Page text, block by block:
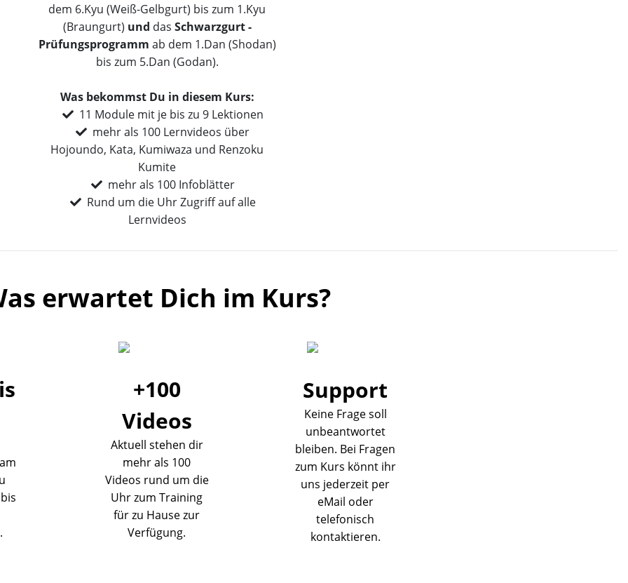
dem 6.Kyu (Weiß-Gelbgurt) bis zum 1.Kyu
(Braungurt) und das Schwarzgurt -
Prüfungsprogramm ab dem 1.Dan (Shodan)
bis zum 5.Dan (Godan).
Was bekommst Du in diesem Kurs:
11 Module mit je bis zu 9 Lektionen
mehr als 100 Lernvideos über
Hojoundo, Kata, Kumiwaza und Renzoku
Kumite
mehr als 100 Infoblätter
Rund um die Uhr Zugriff auf alle
Lernvideos
erwartet Dich im Kurs?
+100
Videos
Aktuell stehen dir
mehr als 100
Videos rund um die
Uhr zum Training
für zu Hause zur
Verfügung.
Support
Keine Frage soll
unbeantwortet
bleiben. Bei Fragen
zum Kurs könnt ihr
uns jederzeit per
eMail oder
telefonisch
kontaktieren.